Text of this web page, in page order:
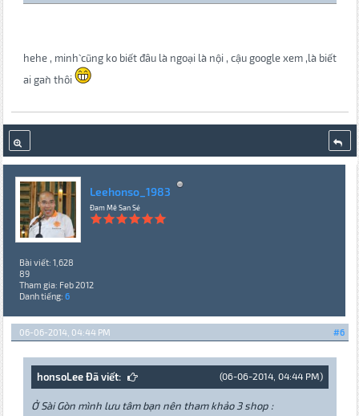
hehe , minh` cũng ko biết đâu la` ngoại la` nội , cậu google xem ,la` biết
ai gan` thôi
Leehonso_1983
Đam Mê San Sẻ
Bài viết: 1,628
89
Tham gia: Feb 2012
Danh tiếng: 6
#6
06-06-2014, 04:44 PM
(06-06-2014, 04:44 PM)
honsoLee Đã viết:
Ở Sài Gòn mình lưu tâm bạn nên tham khảo 3 shop :